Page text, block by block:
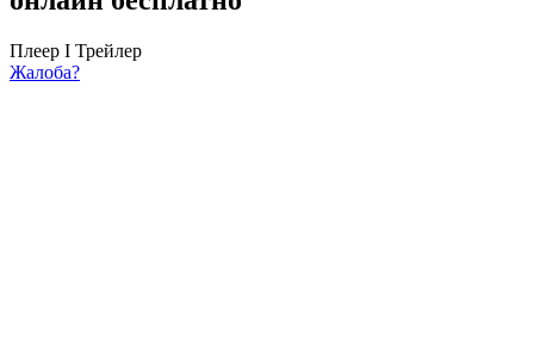
Плеер I Трейлер
Жалоба?